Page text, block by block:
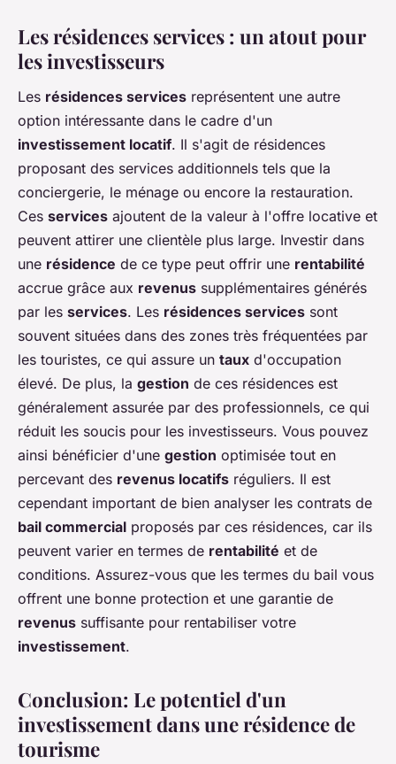
Les résidences services : un atout pour
les investisseurs
Les résidences services représentent une autre
option intéressante dans le cadre d'un
investissement locatif. Il s'agit de résidences
proposant des services additionnels tels que la
conciergerie, le ménage ou encore la restauration.
Ces services ajoutent de la valeur à l'offre locative et
peuvent attirer une clientèle plus large. Investir dans
une résidence de ce type peut offrir une rentabilité
accrue grâce aux revenus supplémentaires générés
par les services. Les résidences services sont
souvent situées dans des zones très fréquentées par
les touristes, ce qui assure un taux d'occupation
élevé. De plus, la gestion de ces résidences est
généralement assurée par des professionnels, ce qui
réduit les soucis pour les investisseurs. Vous pouvez
ainsi bénéficier d'une gestion optimisée tout en
percevant des revenus locatifs réguliers. Il est
cependant important de bien analyser les contrats de
bail commercial proposés par ces résidences, car ils
peuvent varier en termes de rentabilité et de
conditions. Assurez-vous que les termes du bail vous
offrent une bonne protection et une garantie de
revenus suffisante pour rentabiliser votre
investissement.
Conclusion: Le potentiel d'un
investissement dans une résidence de
tourisme